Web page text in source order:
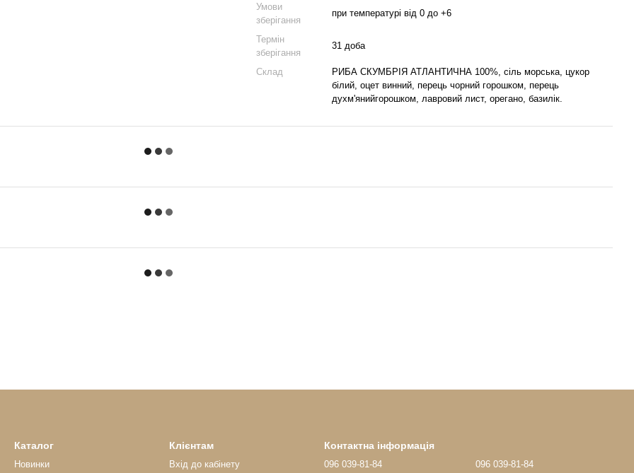
Умови
зберігання
при температурі від 0 до +6
Термін
зберігання
31 доба
Склад
РИБА СКУМБРІЯ АТЛАНТИЧНА 100%, сіль морська, цукор
білий, оцет винний, перець чорний горошком, перець
духм'янийгорошком, лавровий лист, орегано, базилік.
Каталог
Новинки
Клієнтам
Вхід до кабінету
Контактна інформація
096 039-81-84 096 039-81-84